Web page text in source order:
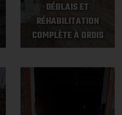
DÉBLAIS ET
RÉHABILITATION
COMPLÈTE À ORDIS